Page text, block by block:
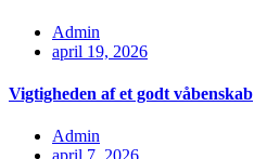
Admin
april 19, 2026
Vigtigheden af et godt våbenskab
Admin
april 7, 2026